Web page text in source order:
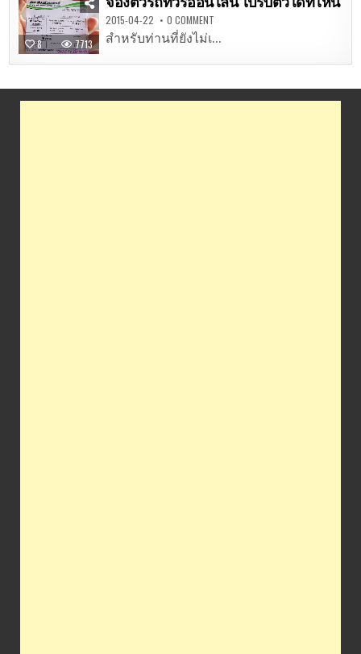
8 7713
2015-04-22 0 COMMENT
สำหรับท่านที่ยังไม่เ...